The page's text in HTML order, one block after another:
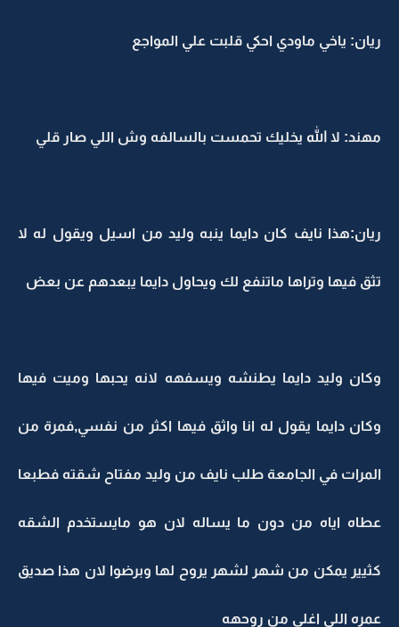
ريان: ياخي ماودي احكي قلبت علي المواجع
مهند: لا الله يخليك تحمست بالسالفه وش اللي صار قلي
ريان:هذا نايف كان دايما ينبه وليد من اسيل ويقول له لا
تثق فيها وتراها ماتنفع لك ويحاول دايما يبعدهم عن بعض
وكان وليد دايما يطنشه ويسفهه لانه يحبها وميت فيها
وكان دايما يقول له انا واثق فيها اكثر من نفسي,فمرة من
المرات في الجامعة طلب نايف من وليد مفتاح شقته فطبعا
عطاه اياه من دون ما يساله لان هو مايستخدم الشقه
كثيير يمكن من شهر لشهر يروح لها وبرضوا لان هذا صديق
عمره اللي اغلى من روحهه